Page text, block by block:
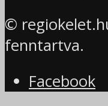
©
fenntartva.
Facebook